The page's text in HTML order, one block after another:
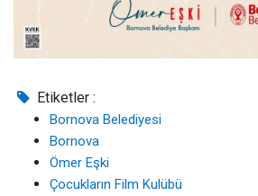
Etiketler :
Bornova Belediyesi
Bornova
Ömer Eşki
Çocukların Film Kulübü